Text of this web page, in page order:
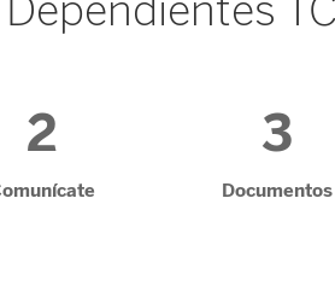
2 3
Documentos